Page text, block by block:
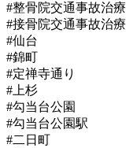
#整骨院交通事故治療
#接骨院交通事故治療
#仙台
#錦町
#定禅寺通り
#上杉
#勾当台公園
#勾当台公園駅
#二日町